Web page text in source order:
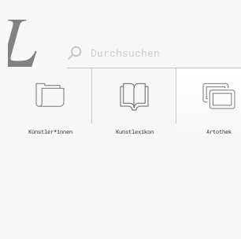
Artothek
Kunstlexikon
Künstler*innen